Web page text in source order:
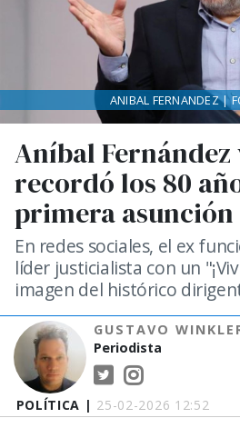
POLÍTICA | 25-02-2026 12:52
Aníbal
recordó los 80
primera asunción
En redes sociales, el ex
líder justicialista con un
imagen del histórico
GUSTAVO
Periodista
ANIBAL FERNANDEZ |